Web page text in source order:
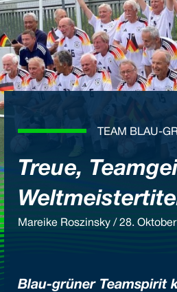
TEAM BLAU-
Treue,
Mareike Roszinsky / 28.
Blau-grüner Teamspirit